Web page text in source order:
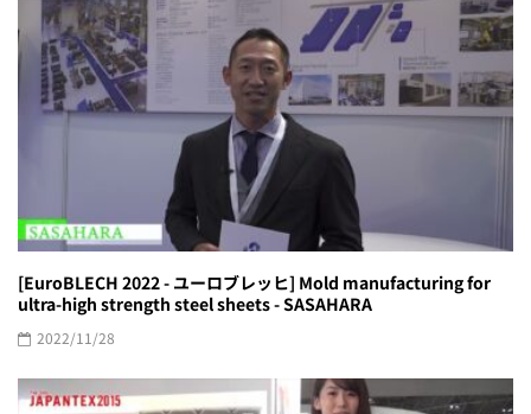
[EuroBLECH 2022 - ユーロブレッヒ] Mold manufacturing for
ultra-high strength steel sheets - SASAHARA
2022/11/28